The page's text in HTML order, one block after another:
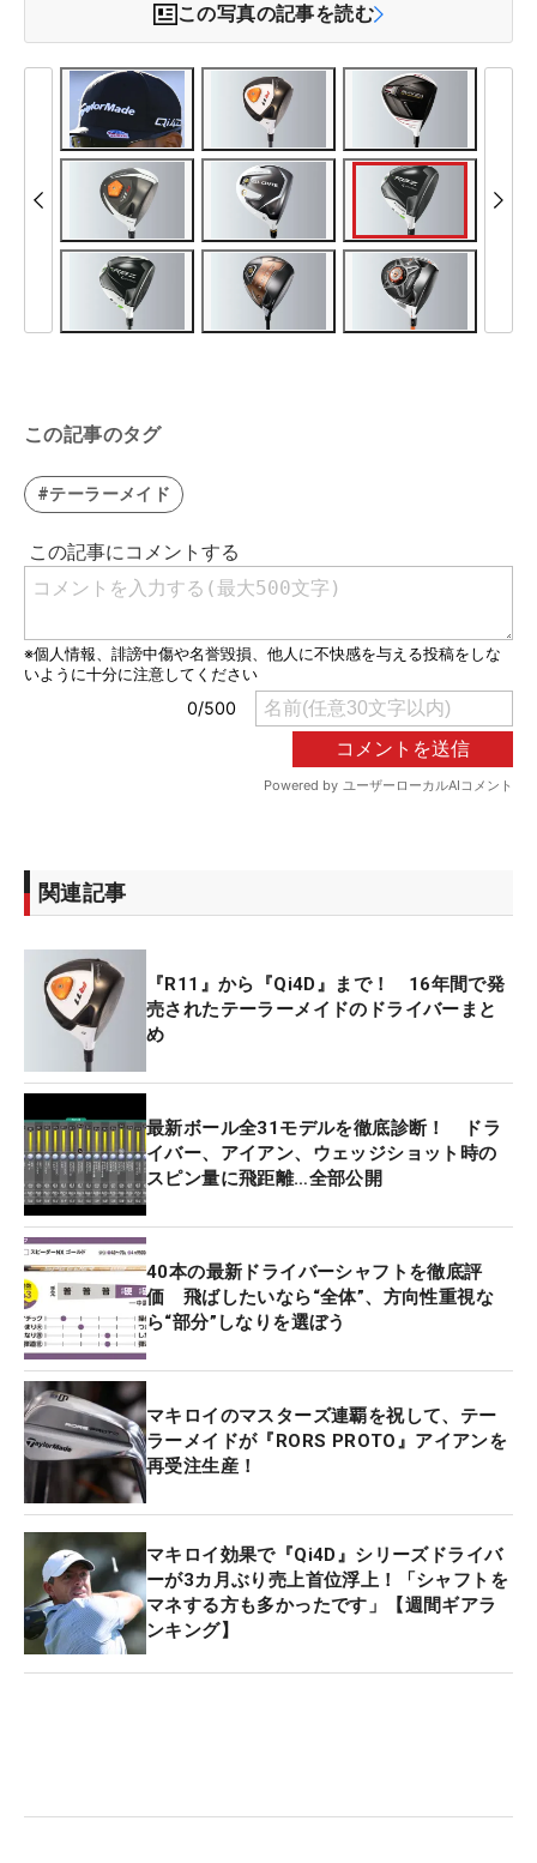
この写真の記事を読む
この記事のタグ
#テーラーメイド
関連記事
『R11』から『Qi4D』まで！ 16年間で発
売されたテーラーメイドのドライバーまと
め
最新ボール全31モデルを徹底診断！ ドラ
イバー、アイアン、ウェッジショット時の
スピン量に飛距離…全部公開
40本の最新ドライバーシャフトを徹底評
価 飛ばしたいなら“全体”、方向性重視な
ら“部分”しなりを選ぼう
マキロイのマスターズ連覇を祝して、テー
ラーメイドが『RORS PROTO』アイアンを
再受注生産！
マキロイ効果で『Qi4D』シリーズドライバ
ーが3カ月ぶり売上首位浮上！「シャフトを
マネする方も多かったです」【週間ギアラ
ンキング】